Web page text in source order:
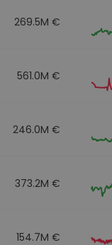
269.5M €
561.0M €
246.0M €
373.2M €
154.7M €